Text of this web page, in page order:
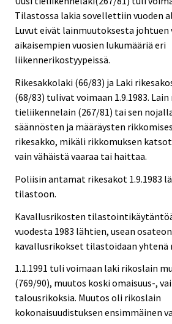
Tilastossa lakia sovellettiin vuoden
Luvut eivät lainmuutoksesta johtuen
aikaisempien vuosien lukumääriä eri
liikennerikostyypeissä.
Rikesakkolaki (66/83) ja Laki
(68/83) tulivat voimaan 1.9.1983. Lain
tieliikennelain (267/81) tai sen
säännösten ja määräysten
rikesakko, mikäli rikkomuksen
vain vähäistä vaaraa tai haittaa.
Poliisin antamat rikesakot 1.9.1983
tilastoon.
Kavallusrikosten
vuodesta 1983 lähtien, usean
kavallusrikokset tilastoidaan yhtenä
1.1.1991 tuli voimaan laki rikoslain
(769/90), muutos koski omaisuus-,
talousrikoksia. Muutos oli rikoslain
kokonaisuudistuksen ensimmäinen